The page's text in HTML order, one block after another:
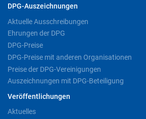
DPG-Auszeichnungen
Aktuelle Ausschreibungen
Ehrungen der DPG
DPG-Preise
DPG-Preise mit anderen Organisationen
Preise der DPG-Vereinigungen
Auszeichnungen mit DPG-Beteiligung
Veröffentlichungen
Aktuelles